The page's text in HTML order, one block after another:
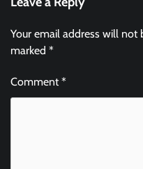
Your email address will not
marked *
Comment*